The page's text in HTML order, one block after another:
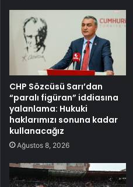
CHP Sözcüsü Sarı’dan
“paralı figüran” iddiasına
yalanlama: Hukuki
haklarımızı sonuna kadar
kullanacağız
Ağustos 8, 2026